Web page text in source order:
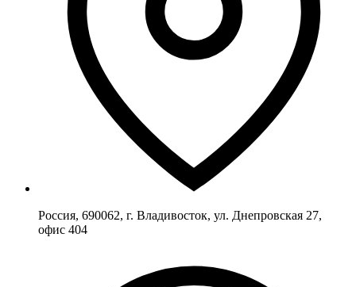
Россия, 690062, г. Владивосток, ул. Днепровская 27,
офис 404